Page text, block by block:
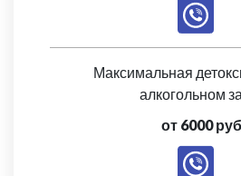
Максимальная
алкогольном
от 6000